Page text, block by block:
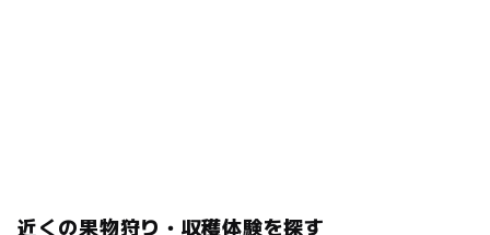
近くの果物狩り・収穫体験を探す